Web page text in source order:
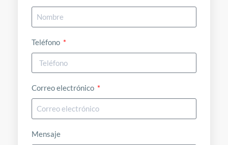
Teléfono
Correo electrónico
Mensaje